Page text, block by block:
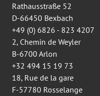
Rathausstraße 52
D-66450 Bexbach
+49 (0) 6826 - 823 4207
2, Chemin de Weyler
B-6700 Arlon
+32 494 15 19 73
18, Rue de la gare
F-57780 Rosselange